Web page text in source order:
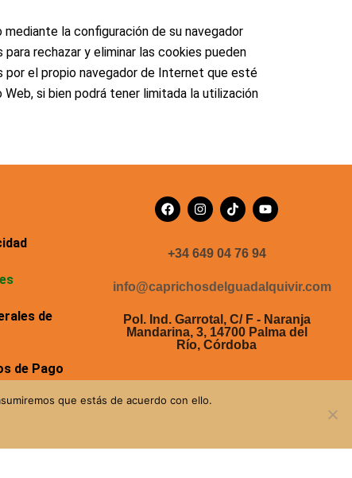
la configuración de su navegador
rechazar y eliminar las cookies pueden
por el propio navegador de Internet que esté
si bien podrá tener limitada la utilización
de
de Pago
+34 649 04 76 94
info@caprichosdelguadalquivir.com
Pol. Ind. Garrotal, C/ F - Naranja
Mandarina, 3, 14700 Palma del
Río, Córdoba
que estás de acuerdo con ello.